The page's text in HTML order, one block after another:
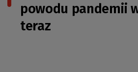
powodu pandemii
teraz